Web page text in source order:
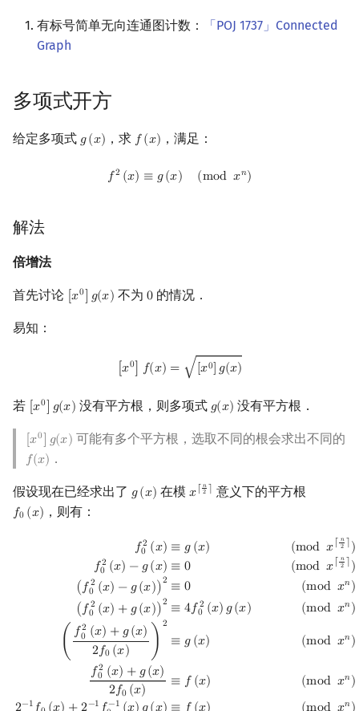
有标号简单无向连通图计数：
「POJ 1737」Connected
Graph
多项式开方
给定多项式 𝑔(𝑥)
g(x) ，求 𝑓(𝑥)
f( x) ，满足：
𝑓2 (𝑥) ≡ 𝑔(𝑥) (mod 𝑥𝑛)
f2 x) ≡g(x) modxn
解法
倍增法
首先讨论 [𝑥0] 𝑔(𝑥)
x0 g(x) 不为 0
0的情况．
易知：
[𝑥0] 𝑓(𝑥) = √[𝑥0]𝑔(𝑥)
[ 0] (x 0]g(x)
若 [𝑥0] 𝑔(𝑥)
x0 g(x) 没有平方根，则多项式 𝑔(𝑥)
g(x) 没有平方根．
[𝑥0] 𝑔(𝑥)
x0 g(x) 可能有多个平方根，选取不同的根会求出不同的
𝑓(𝑥)
f(x) ．
假设现在已经求出了 𝑔(𝑥)
g(x) 在模 𝑥⌈ 𝑛
2 ⌉
x⌈ n 2 ⌉意义下的平方根
𝑓0 (𝑥)
f0 (x) ，则有：
𝑓2
0 (𝑥) ≡ 𝑔(𝑥) (mod 𝑥⌈ 𝑛
2 ⌉)
𝑓2
0 (𝑥) −𝑔(𝑥) ≡ 0 (mod 𝑥⌈ 𝑛
2 ⌉)
(𝑓2
0 (𝑥) −𝑔(𝑥))2 ≡ 0 (mod 𝑥𝑛)
(𝑓2
0 (𝑥) +𝑔(𝑥))2 ≡ 4𝑓2
0 (𝑥)𝑔(𝑥) (mod 𝑥𝑛)
(
𝑓2
0 (𝑥) +𝑔(𝑥)
2𝑓0 (𝑥) )
2
≡ 𝑔(𝑥) (mod 𝑥𝑛)
𝑓2
0 (𝑥) +𝑔(𝑥)
2𝑓0 (𝑥) ≡ 𝑓 (𝑥) (mod 𝑥𝑛)
−1 −1 −1 𝑛
f0 2(x) −g (x )≡0 2(x)−g (x))2≡